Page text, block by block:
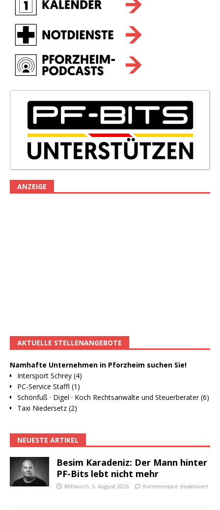
ANZEIGE
AKTUELLE STELLENANGEBOTE
Namhafte Unternehmen in Pforzheim suchen Sie!
Intersport Schrey (4)
PC-Service Staffl (1)
Schönfuß · Digel · Koch Rechtsanwälte und Steuerberater (6)
Taxi Niedersetz (2)
NEUESTE ARTIKEL
Besim Karadeniz: Der Mann hinter
PF-Bits lebt nicht mehr
Mittwoch, 5. August 2026 Kommentare deaktiviert